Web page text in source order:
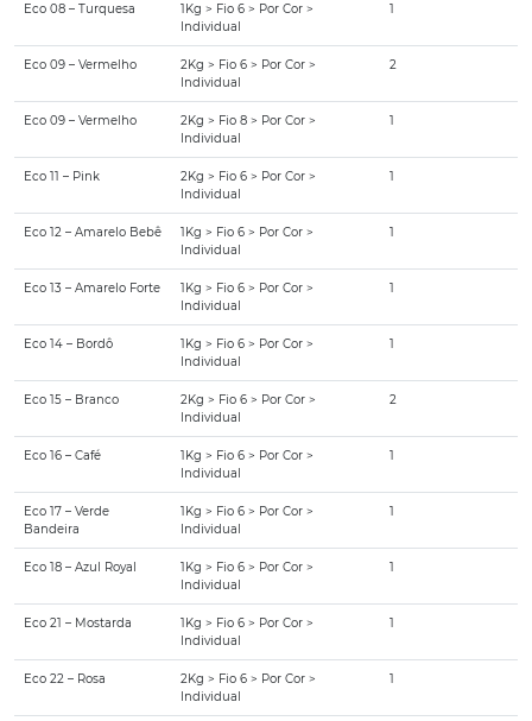
Eco 08 – Turquesa
1Kg > Fio 6 > Por Cor >
Individual
1
Eco 09 – Vermelho
2Kg > Fio 6 > Por Cor >
Individual
2
Eco 09 – Vermelho
2Kg > Fio 8 > Por Cor >
Individual
1
Eco 11 – Pink
2Kg > Fio 6 > Por Cor >
Individual
1
Eco 12 – Amarelo Bebê
1Kg > Fio 6 > Por Cor >
Individual
1
Eco 13 – Amarelo Forte
1Kg > Fio 6 > Por Cor >
Individual
1
Eco 14 – Bordô
1Kg > Fio 6 > Por Cor >
Individual
1
Eco 15 – Branco
2Kg > Fio 6 > Por Cor >
Individual
2
Eco 16 – Café
1Kg > Fio 6 > Por Cor >
Individual
1
Eco 17 – Verde
Bandeira
1Kg > Fio 6 > Por Cor >
Individual
1
Eco 18 – Azul Royal
1Kg > Fio 6 > Por Cor >
Individual
1
Eco 21 – Mostarda
1Kg > Fio 6 > Por Cor >
Individual
1
Eco 22 – Rosa
2Kg > Fio 6 > Por Cor >
Individual
1